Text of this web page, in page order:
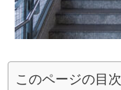
このページの目次